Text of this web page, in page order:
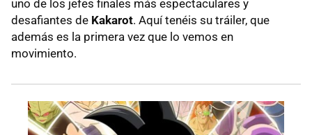
uno de los jefes finales más espectaculares y
desafiantes de Kakarot. Aquí tenéis su tráiler, que
además es la primera vez que lo vemos en
movimiento.